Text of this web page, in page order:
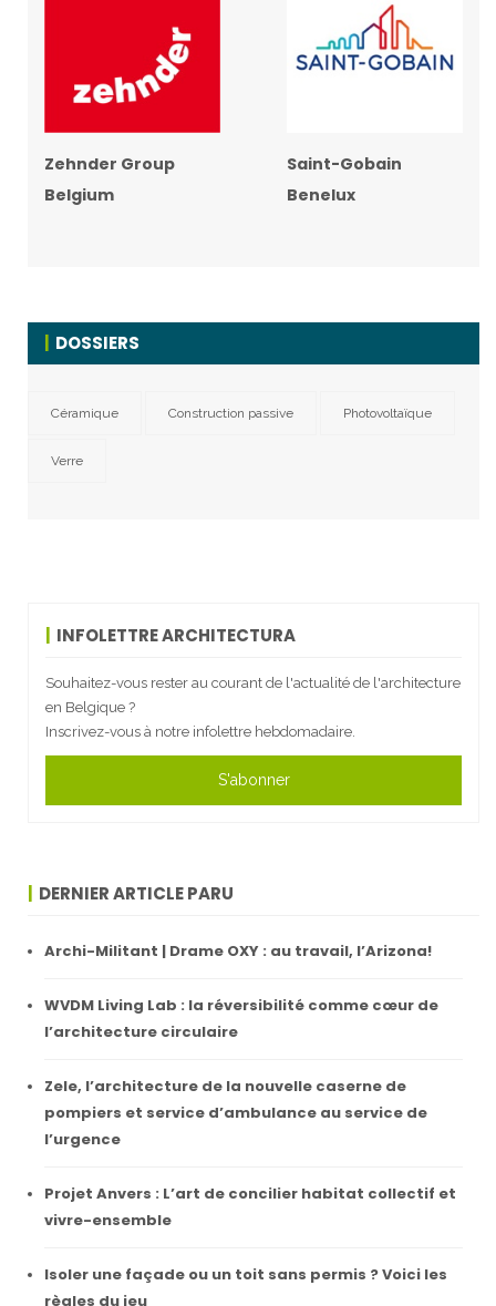
Zehnder Group
Belgium
Saint-Gobain
Benelux
DOSSIERS
Céramique Construction passive Photovoltaïque
Verre
INFOLETTRE ARCHITECTURA
Souhaitez-vous rester au courant de l'actualité de l'architecture
en Belgique ?
Inscrivez-vous à notre infolettre hebdomadaire.
S'abonner
DERNIER ARTICLE PARU
Archi-Militant | Drame OXY : au travail, l’Arizona!
WVDM Living Lab : la réversibilité comme cœur de
l’architecture circulaire
Zele, l’architecture de la nouvelle caserne de
pompiers et service d’ambulance au service de
l’urgence
Projet Anvers : L’art de concilier habitat collectif et
vivre-ensemble
Isoler une façade ou un toit sans permis ? Voici les
règles du jeu